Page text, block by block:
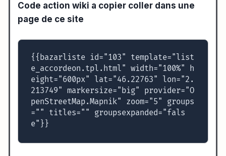
Code action wiki a copier coller dans une
page de ce site
{{bazarliste id="103" template="list
e_accordeon.tpl.html" width="100%" h
eight="600px" lat="46.22763" lon="2.
213749" markersize="big" provider="O
penStreetMap.Mapnik" zoom="5" groups
="" titles="" groupsexpanded="fals
e"}}